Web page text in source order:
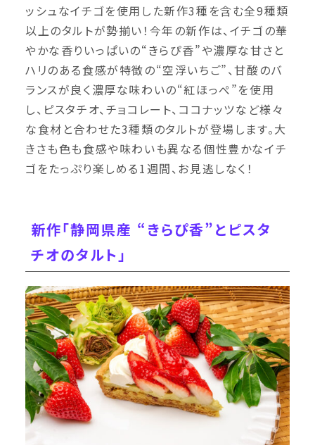
ッシュなイチゴを使用した新作3種を含む全9種類
以上のタルトが勢揃い！今年の新作は、イチゴの華
やかな香りいっぱいの“きらぴ香”や濃厚な甘さと
ハリのある食感が特徴の“空浮いちご”、甘酸のバ
ランスが良く濃厚な味わいの“紅ほっぺ”を使用
し、ピスタチオ、チョコレート、ココナッツなど様々
な食材と合わせた3種類のタルトが登場します。大
きさも色も食感や味わいも異なる個性豊かなイチ
ゴをたっぷり楽しめる1週間、お見逃しなく！
新作「静岡県産 “きらぴ香”とピスタ
チオのタルト」